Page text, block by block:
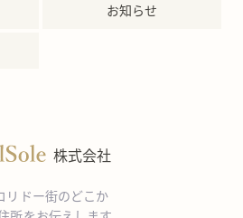
お知らせ
株式会社
リドー街のどこか